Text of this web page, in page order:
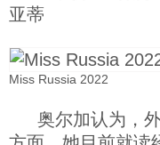
亚蒂
Miss Russia 2022
奥尔加认为，